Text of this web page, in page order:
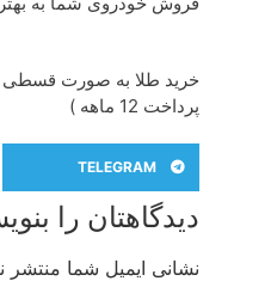
خرید طلا به صورت قسطی
پرداخت 12 ماهه )
TELEGRAM
دیدگاهتان را
نشانی ایمیل شما منتشر